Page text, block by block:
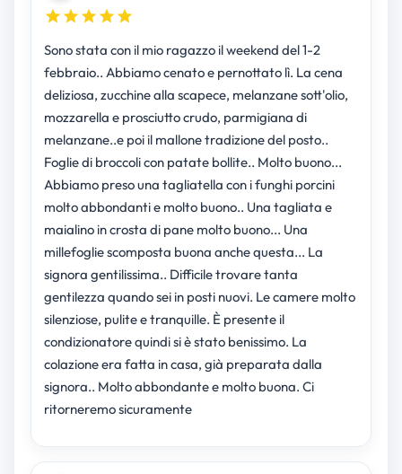
Sono stata con il mio ragazzo il weekend del 1-2
febbraio.. Abbiamo cenato e pernottato lì. La cena
deliziosa, zucchine alla scapece, melanzane sott'olio,
mozzarella e prosciutto crudo, parmigiana di
melanzane..e poi il mallone tradizione del posto..
Foglie di broccoli con patate bollite.. Molto buono...
Abbiamo preso una tagliatella con i funghi porcini
molto abbondanti e molto buono.. Una tagliata e
maialino in crosta di pane molto buono... Una
millefoglie scomposta buona anche questa... La
signora gentilissima.. Difficile trovare tanta
gentilezza quando sei in posti nuovi. Le camere molto
silenziose, pulite e tranquille. È presente il
condizionatore quindi si è stato benissimo. La
colazione era fatta in casa, già preparata dalla
signora.. Molto abbondante e molto buona. Ci
ritorneremo sicuramente